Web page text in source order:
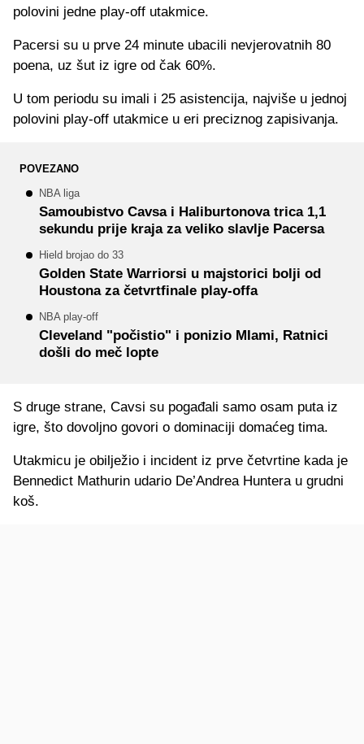
polovini jedne play-off utakmice.
Pacersi su u prve 24 minute ubacili nevjerovatnih 80
poena, uz šut iz igre od čak 60%.
U tom periodu su imali i 25 asistencija, najviše u jednoj
polovini play-off utakmice u eri preciznog zapisivanja.
POVEZANO
NBA liga
Samoubistvo Cavsa i Haliburtonova trica 1,1
sekundu prije kraja za veliko slavlje Pacersa
Hield brojao do 33
Golden State Warriorsi u majstorici bolji od
Houstona za četvrtfinale play-offa
NBA play-off
Cleveland "počistio" i ponizio MIami, Ratnici
došli do meč lopte
S druge strane, Cavsi su pogađali samo osam puta iz
igre, što dovoljno govori o dominaciji domaćeg tima.
Utakmicu je obilježio i incident iz prve četvrtine kada je
Bennedict Mathurin udario De’Andrea Huntera u grudni
koš.